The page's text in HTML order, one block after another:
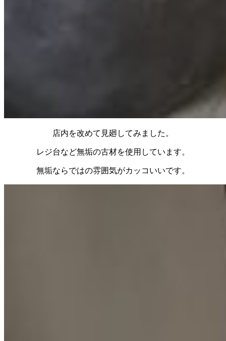
店内を改めて見廻してみました。
レジ台など無垢の古材を使用しています。
無垢ならではの雰囲気がカッコいいです。